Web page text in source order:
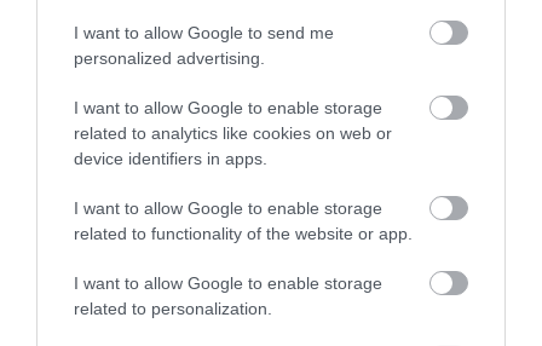
I want to allow Google to send me
personalized advertising.
I want to allow Google to enable storage
related to analytics like cookies on web or
device identifiers in apps.
I want to allow Google to enable storage
related to functionality of the website or app.
I want to allow Google to enable storage
related to personalization.
585,16 €
Αγορά
125,74 €